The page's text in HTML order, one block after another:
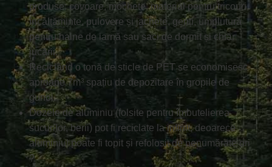
produse: covoare, mochete, material pentru tricouri,
încălțăminte, pulovere și jachete, genți, umplutură
pentru haine de iarnă sau saci de dormit și chiar
jucării.
Reciclănd o tonă de sticle de PET se economisesc
aproape 7m³ spațiu de depozitare în gropile de
gunoi.
Dozele de aluminiu (folsite pentru îmbutelierea
sucurilor, berii) pot fi reciclate la infinit, deoarece
aluminiul poate fi topit și refolosit de nenumărate ori
?